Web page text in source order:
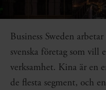
Business Sweden
svenska företag som vill
verksamhet. Kina är en
de flesta segment, och